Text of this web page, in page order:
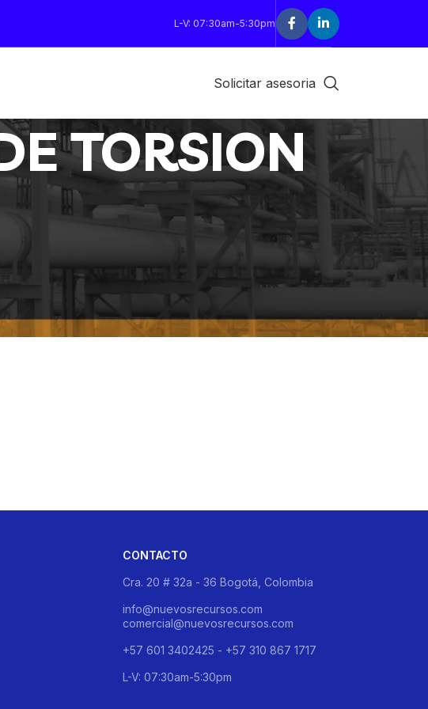
L-V: 07:30am-5:30pm
Solicitar asesoria
TORSION
18
CONTACTO
Cra. 20 # 32a - 36 Bogotá, Colombia
info@nuevosrecursos.com
comercial@nuevosrecursos.com
+57 601 3402425 - +57 310 867 1717
L-V: 07:30am-5:30pm